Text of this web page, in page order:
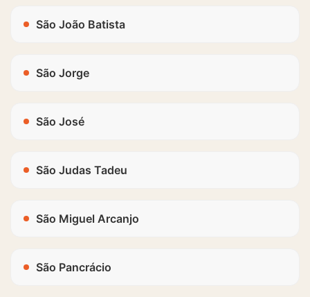
São João Batista
São Jorge
São José
São Judas Tadeu
São Miguel Arcanjo
São Pancrácio